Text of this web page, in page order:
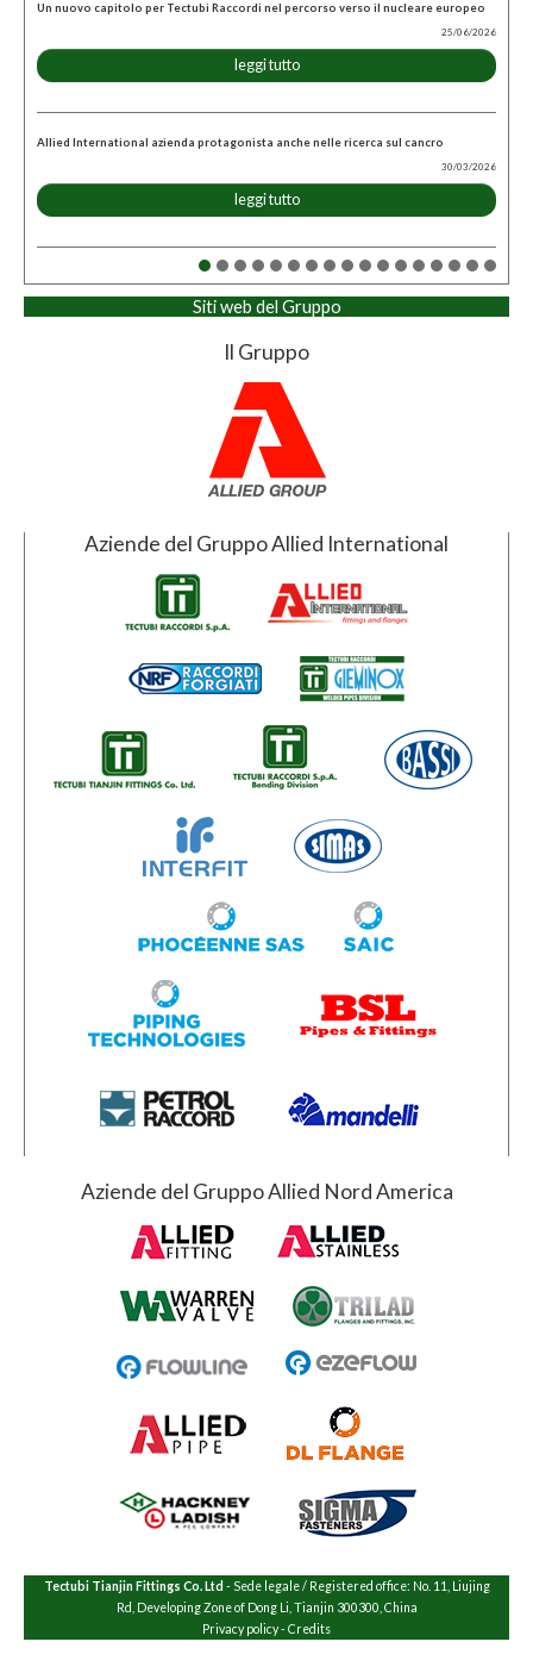
Un nuovo capitolo per Tectubi Raccordi nel percorso verso il nucleare europeo
25/06/2026
leggi tutto
Allied International azienda protagonista anche nelle ricerca sul cancro
30/03/2026
leggi tutto
Siti web del Gruppo
Il Gruppo
Aziende del Gruppo Allied International
Aziende del Gruppo Allied Nord America
Tectubi Tianjin Fittings Co. Ltd - Sede legale / Registered office: No. 11, Liujing
Rd, Developing Zone of Dong Li, Tianjin 300300, China
Privacy policy-Credits